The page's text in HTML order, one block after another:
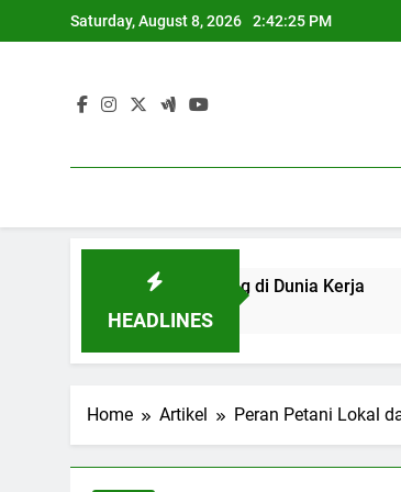
to
Saturday, August 8, 2026 2:42:26 PM
HEADLINES
Berdaya Saing di Dunia Kerja Ruang
Home Artikel Peran Petani Lokal